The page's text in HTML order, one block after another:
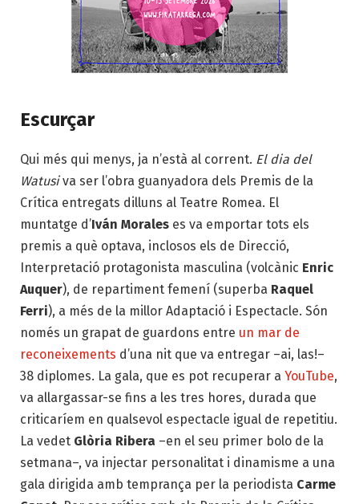
Escurçar
Qui més qui menys, ja n’està al corrent. El dia del
Watusiva ser l’obra guanyadora dels Premis de la
Crítica entregats dilluns al Teatre Romea. El
muntatge d’Iván Morales es va emportar tots els
premis a què optava, inclosos els de Direcció,
Interpretació protagonista masculina (volcànic Enric
Auquer), de repartiment femení (superba Raquel
Ferri), a més de la millor Adaptació i Espectacle. Són
només un grapat de guardons entre un mar de
reconeixements d’una nit que va entregar –ai, las!–
38 diplomes. La gala, que es pot recuperar a YouTube,
va allargassar-se fins a les tres hores, durada que
criticaríem en qualsevol espectacle igual de repetitiu.
La vedet Glòria Ribera –en el seu primer bolo de la
setmana–, va injectar personalitat i dinamisme a una
gala dirigida amb temprança per la periodista Carme